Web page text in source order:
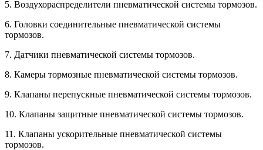
5. Воздухораспределители пневматической системы тормозов.
6. Головки соединительные пневматической системы
тормозов.
7. Датчики пневматической системы тормозов.
8. Камеры тормозные пневматической системы тормозов.
9. Клапаны перепускные пневматической системы тормозов.
10. Клапаны защитные пневматической системы тормозов.
11. Клапаны ускорительные пневматической системы
тормозов.